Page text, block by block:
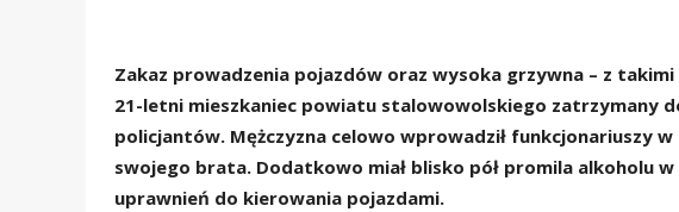
Zakaz prowadzenia pojazdów oraz wysoka grzywna – z
21-letni mieszkaniec powiatu stalowowolskiego zatrzymany
policjantów. Mężczyzna celowo wprowadził funkcjonariuszy
swojego brata. Dodatkowo miał blisko pół promila alkoholu
uprawnień do kierowania pojazdami.